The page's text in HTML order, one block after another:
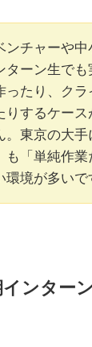
ンチャーや中
ターン生でも
ったり、クラ
りするケー
。東京の大手
も「単純作
環境が多いで
ンター